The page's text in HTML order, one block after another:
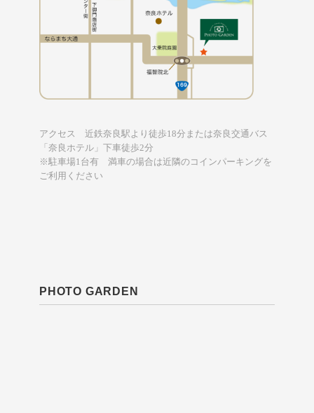
アクセス 近鉄奈良駅より徒歩18分または奈良交通バス
「奈良ホテル」下車徒歩2分
※駐車場1台有 満車の場合は近隣のコインパーキングを
ご利用ください
PHOTO GARDEN